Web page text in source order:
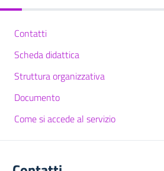
Contatti
Scheda didattica
Struttura organizzativa
Documento
Come si accede al servizio